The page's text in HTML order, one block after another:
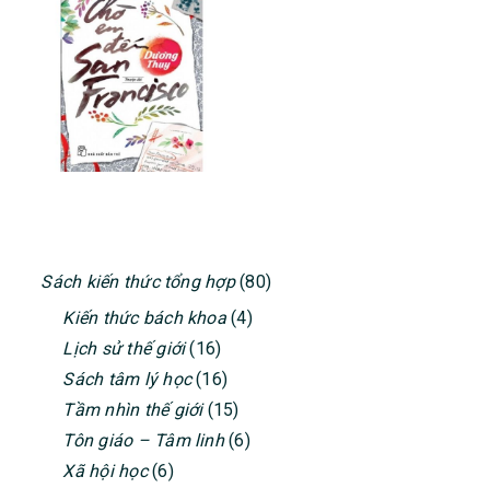
PRIMARY
SIDEBAR
Sách kiến thức tổng hợp(80)
Kiến thức bách khoa(4)
Lịch sử thế giới(16)
Sách tâm lý học(16)
Tầm nhìn thế giới(15)
Tôn giáo – Tâm linh(6)
Xã hội học(6)